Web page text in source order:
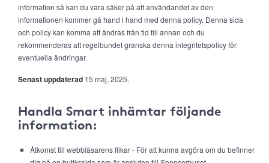
information så kan du vara säker på att användandet av den
informationen kommer gå hand i hand med denna policy. Denna sida
och policy kan komma att ändras från tid till annan och du
rekommenderas att regelbundet granska denna integritetspolicy för
eventuella ändringar.
Senast uppdaterad 15 maj, 2025.
Handla Smart inhämtar följande
information:
Åtkomst till webbläsarens flikar - För att kunna avgöra om du befinner